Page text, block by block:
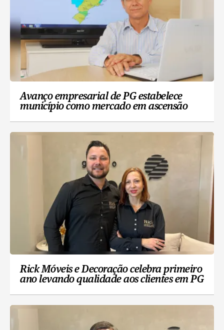
Avanço empresarial de PG estabelece
município como mercado em ascensão
Rick Móveis e Decoração celebra primeiro
ano levando qualidade aos clientes em PG